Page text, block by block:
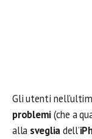
Gli utenti
problemi(che a
alla svegliadell’